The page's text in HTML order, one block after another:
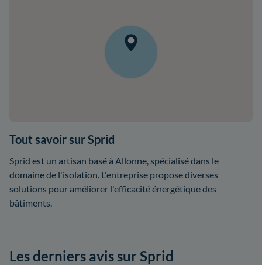
Tout savoir sur Sprid
Sprid est un artisan basé à Allonne, spécialisé dans le
domaine de l'isolation. L'entreprise propose diverses
solutions pour améliorer l'efficacité énergétique des
bâtiments.
Les derniers avis sur Sprid